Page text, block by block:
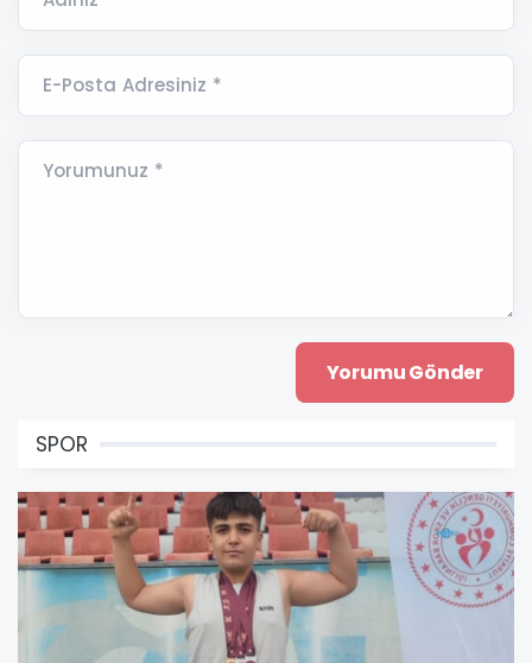
E-Posta Adresiniz *
Yorumunuz *
SPOR